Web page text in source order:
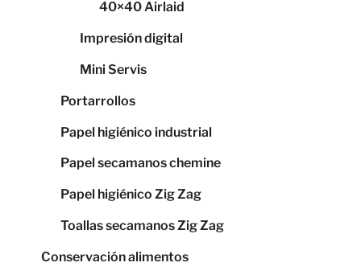
40×40 Airlaid
Impresión digital
Mini Servis
Portarrollos
Papel higiénico industrial
Papel secamanos chemine
Papel higiénico Zig Zag
Toallas secamanos Zig Zag
Conservación alimentos